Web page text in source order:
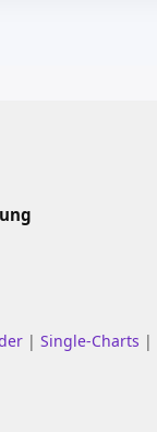
| Single-Charts |